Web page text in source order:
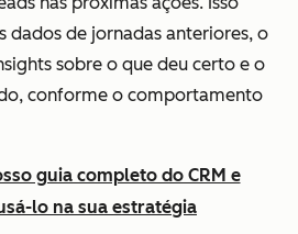
dados de jornadas anteriores, o
sobre o que deu certo e o
conforme o comportamento
guia completo do CRM e
lo na sua estratégia